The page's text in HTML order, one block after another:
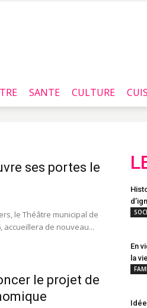
SANTE CULTURE
ses portes le
le Théâtre municipal de
accueillera de nouveau...
le projet de
En
la